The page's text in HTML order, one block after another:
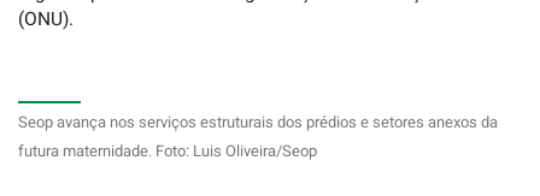
(ONU).
Seop avança nos serviços estruturais dos prédios e setores anexos da
futura maternidade. Foto: Luis Oliveira/Seop